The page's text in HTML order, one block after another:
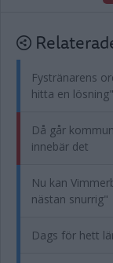
Fystränarens
hitta en lösning"
Då går
innebär det
Nu kan
nästan snurrig"
Dags för hett